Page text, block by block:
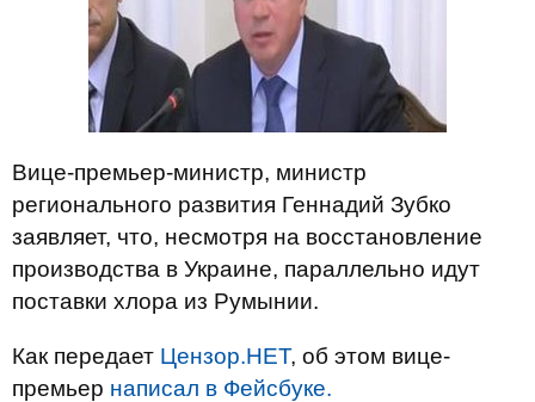
Вице-премьер-министр, министр
регионального развития Геннадий Зубко
заявляет, что, несмотря на восстановление
производства в Украине, параллельно идут
поставки хлора из Румынии.
Как передает Цензор.НЕТ, об этом вице-
премьер написал в Фейсбуке.